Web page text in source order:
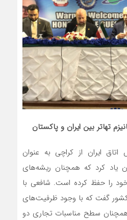
تهاتر بین ایران و پاکستان
ایران از کراچی به عنوان
یاد کرد که همچنان ریشه‌های
را حفظ کرده است. شافعی با
کشور گفت که با وجود ظرفیت‌های
سطح مناسبات تجاری دو